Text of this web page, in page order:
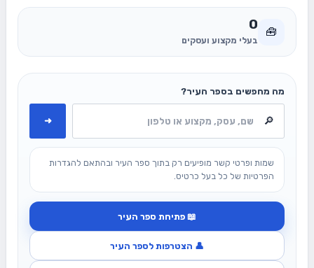
🧰
0
בעלי מקצוע ועסקים
מה מחפשים בספר העיר?
➜
שמות ופרטי קשר מופיעים רק בתוך ספר העיר ובהתאם להגדרות
הפרטיות של כל בעל כרטיס.
📖 פתיחת ספר העיר
👤 הצטרפות לספר העיר